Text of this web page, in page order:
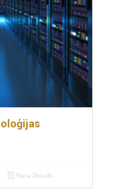
Show Details